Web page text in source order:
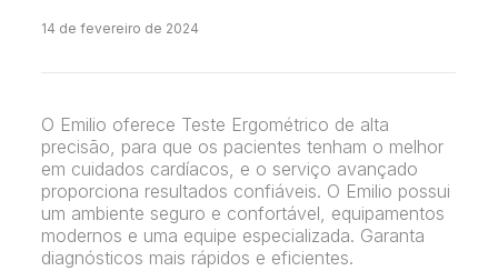
14 de fevereiro de 2024
O Emilio oferece Teste Ergométrico de alta
precisão, para que os pacientes tenham o melhor
em cuidados cardíacos, e o serviço avançado
proporciona resultados confiáveis. O Emilio possui
um ambiente seguro e confortável, equipamentos
modernos e uma equipe especializada. Garanta
diagnósticos mais rápidos e eficientes.